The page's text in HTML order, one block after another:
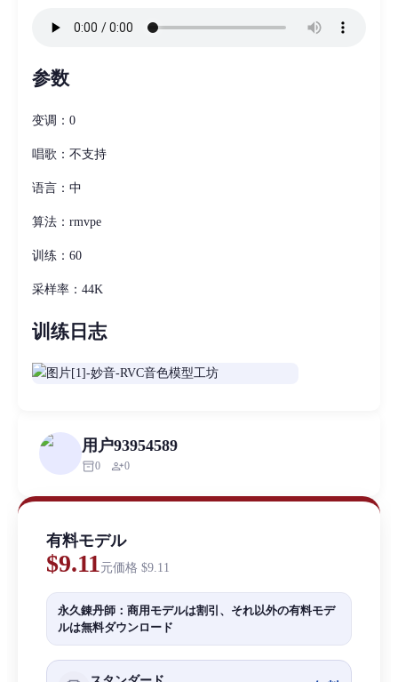
参数
变调：0
唱歌：不支持
语言：中
算法：rmvpe
训练：60
采样率：44K
训练日志
用户93954589
inventory_20 person_add0
有料モデル
$9.11元価格 $9.11
永久錬丹師：商用モデルは割引、それ以外の有料モデ
ルは無料ダウンロード